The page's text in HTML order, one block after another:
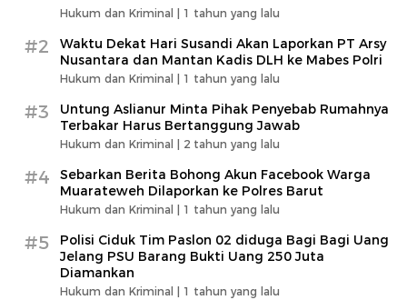
Hukum dan Kriminal | 1 tahun yang lalu
#2
Waktu Dekat Hari Susandi Akan Laporkan PT Arsy
Nusantara dan Mantan Kadis DLH ke Mabes Polri
Hukum dan Kriminal | 1 tahun yang lalu
#3
Untung Aslianur Minta Pihak Penyebab Rumahnya
Terbakar Harus Bertanggung Jawab
Hukum dan Kriminal | 2 tahun yang lalu
#4
Sebarkan Berita Bohong Akun Facebook Warga
Muarateweh Dilaporkan ke Polres Barut
Hukum dan Kriminal | 1 tahun yang lalu
#5
Polisi Ciduk Tim Paslon 02 diduga Bagi Bagi Uang
Jelang PSU Barang Bukti Uang 250 Juta
Diamankan
Hukum dan Kriminal | 1 tahun yang lalu